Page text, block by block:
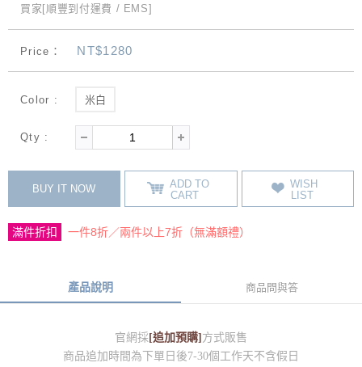
買家[順豐到付運費 / EMS]
Price： NT$1280
Color : 米白
Qty :
BUY IT NOW
ADD TO
CART
WISH
LIST
滿件折扣 一件8折／兩件以上7折（無滿額禮）
產品說明 商品問與答
官網採[追加預購]方式販售
商品追加時間為下單日後7-30個工作天不含假日